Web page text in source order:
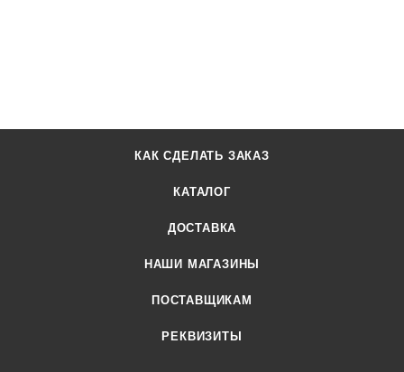
КАК СДЕЛАТЬ ЗАКАЗ
КАТАЛОГ
ДОСТАВКА
НАШИ МАГАЗИНЫ
ПОСТАВЩИКАМ
РЕКВИЗИТЫ